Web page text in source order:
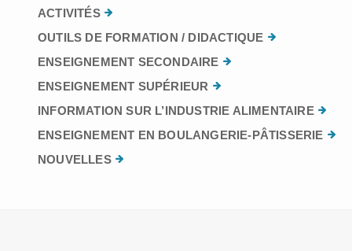
ACTIVITÉS
OUTILS DE FORMATION / DIDACTIQUE
ENSEIGNEMENT SECONDAIRE
ENSEIGNEMENT SUPÉRIEUR
INFORMATION SUR L’INDUSTRIE ALIMENTAIRE
ENSEIGNEMENT EN BOULANGERIE-PÂTISSERIE
NOUVELLES